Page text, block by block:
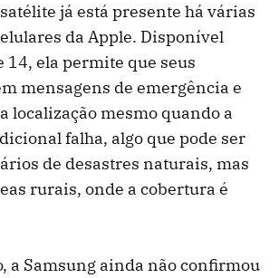
já está presente há várias
da Apple. Disponível
14, ela permite que seus
mensagens de emergência e
localização mesmo quando a
falha, algo que pode ser
de desastres naturais, mas
rurais, onde a cobertura é
a Samsung ainda não confirmou